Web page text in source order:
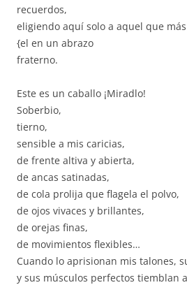
recuerdos,
eligiendo aquí solo a aquel que
{el en un abrazo
fraterno.
Este es un caballo ¡Miradlo!
Soberbio,
tierno,
sensible a mis caricias,
de frente altiva y abierta,
de ancas satinadas,
de cola prolija que flagela el polvo,
de ojos vivaces y brillantes,
de orejas finas,
de movimientos flexibles…
Cuando lo aprisionan mis talones,
y sus músculos perfectos tiemblan